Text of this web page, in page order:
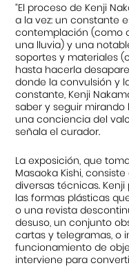
“El proceso de Kenji
a la vez: un constante
contemplación (como
una lluvia) y una
soportes y materiales
hasta hacerla
donde la convulsión y
constante, Kenji
saber y seguir
una conciencia del
señala el curador.
La exposición, que
Masaoka Kishi,
diversas técnicas.
las formas plásticas
o una revista
desuso, un conjunto
cartas y telegramas, o
funcionamiento de
interviene para